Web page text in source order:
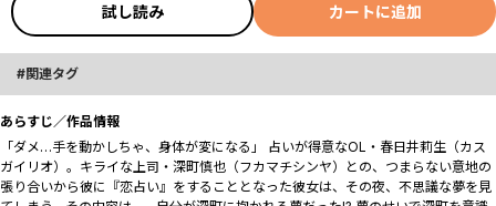
試し読み カートに追加
関連タグ
あらすじ／作品情報
「ダメ…手を動かしちゃ、身体が変になる――」 占いが得意なOL・春日井莉生（カス
ガイリオ）。キライな上司・深町慎也（フカマチシンヤ）との、つまらない意地の
張り合いから彼に『恋占い』をすることとなった彼女は、その夜、不思議な夢を見